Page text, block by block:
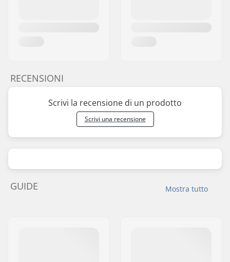
RECENSIONI
Scrivi la recensione di un prodotto
Scrivi una recensione
Mostra tutto
GUIDE